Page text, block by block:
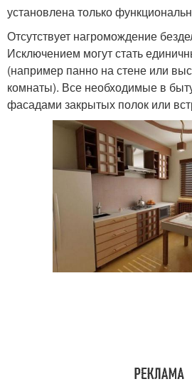
установлена только
Отсутствует нагромождение
Исключением могут стать
(например панно на стене или
комнаты). Все необходимые в
фасадами закрытых полок или